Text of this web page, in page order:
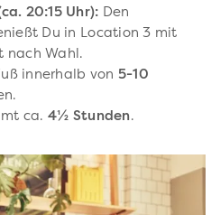
20:15 Uhr): Den
Du in Location 3 mit
nach Wahl.
innerhalb von 5-10
ca. 4½ Stunden.